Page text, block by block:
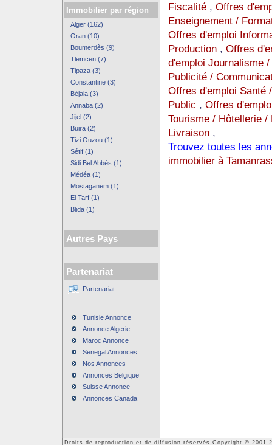
Immobilier par région
Alger (162)
Oran (10)
Boumerdès (9)
Tlemcen (7)
Tipaza (3)
Constantine (3)
Béjaia (3)
Annaba (2)
Jijel (2)
Buira (2)
Tizi Ouzou (1)
Sétif (1)
Sidi Bel Abbès (1)
Médéa (1)
Mostaganem (1)
El Tarf (1)
Blida (1)
Autres Pays
Partenariat
Partenariat
Tunisie Annonce
Annonce Algerie
Maroc Annonce
Senegal Annonces
Nos Annonces
Annonces Belgique
Suisse Annonce
Annonces Canada
Fiscalité , Offres
Enseignement /
Offres d'emploi
Production , Offres
d'emploi Journalisme
Publicité /
Offres d'emploi Santé
Public , Offres
Tourisme / Hôtellerie
Livraison ,
Trouvez toutes les
immobilier à
Droits de reproduction et de diffusion réservés Copyright © 2001-